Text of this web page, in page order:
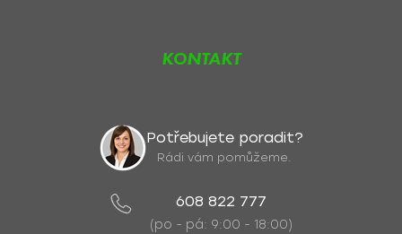
KONTAKT
Potřebujete poradit?
Rádi vám pomůžeme.
608 822 777
(po - pá: 9:00 - 18:00)